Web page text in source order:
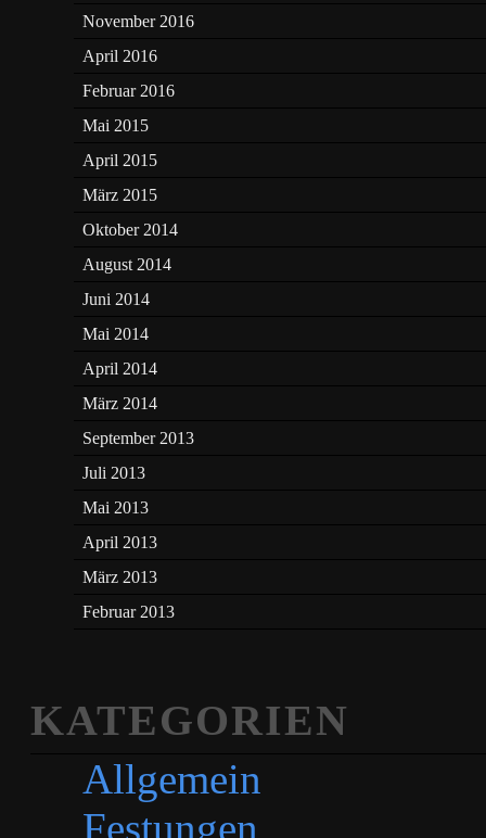
November 2016
April 2016
Februar 2016
Mai 2015
April 2015
März 2015
Oktober 2014
August 2014
Juni 2014
Mai 2014
April 2014
März 2014
September 2013
Juli 2013
Mai 2013
April 2013
März 2013
Februar 2013
KATEGORIEN
Allgemein
Festungen